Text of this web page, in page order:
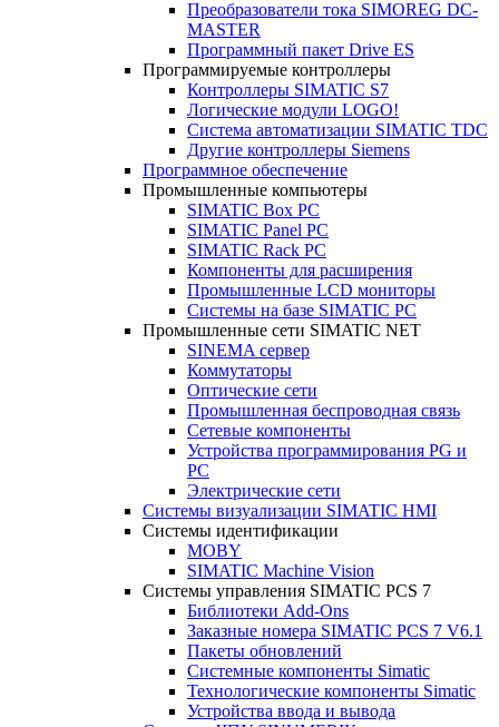
Преобразователи тока SIMOREG DC-
MASTER
Программный пакет Drive ES
Программируемые контроллеры
Контроллеры SIMATIC S7
Логические модули LOGO!
Система автоматизации SIMATIC TDC
Другие контроллеры Siemens
Программное обеспечение
Промышленные компьютеры
SIMATIC Box PC
SIMATIC Panel PС
SIMATIC Rack PC
Компоненты для расширения
Промышленные LCD мониторы
Системы на базе SIMATIC PC
Промышленные сети SIMATIC NET
SINEMA сервер
Коммутаторы
Оптические сети
Промышленная беспроводная связь
Сетевые компоненты
Устройства программирования PG и
PC
Электрические сети
Системы визуализации SIMATIC HMI
Системы идентификации
MOBY
SIMATIC Machine Vision
Системы управления SIMATIC PCS 7
Библиотеки Add-Ons
Заказные номера SIMATIC PCS 7 V6.1
Пакеты обновлений
Системные компоненты Simatic
Технологические компоненты Simatic
Устройства ввода и вывода